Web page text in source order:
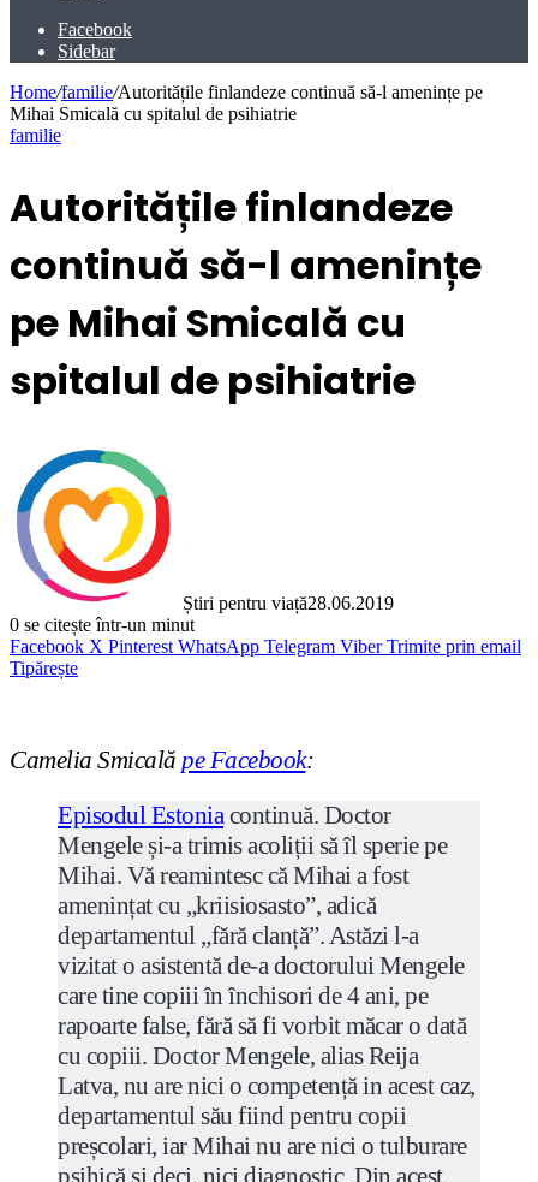
Facebook
Sidebar
Home/familie/Autoritățile finlandeze continuă să-l amenințe pe
Mihai Smicală cu spitalul de psihiatrie
familie
Autoritățile finlandeze
continuă să-l amenințe
pe Mihai Smicală cu
spitalul de psihiatrie
Știri pentru viață28.06.2019
0 se citește într-un minut
Facebook X Pinterest WhatsApp Telegram Viber Trimite prin email
Tipărește
Camelia Smicală pe Facebook:
Episodul Estoniacontinuă. Doctor
Mengele și-a trimis acoliții să îl sperie pe
Mihai. Vă reamintesc că Mihai a fost
amenințat cu „kriisiosasto”, adică
departamentul „fără clanță”. Astăzi l-a
vizitat o asistentă de-a doctorului Mengele
care tine copiii în închisori de 4 ani, pe
rapoarte false, fără să fi vorbit măcar o dată
cu copiii. Doctor Mengele, alias Reija
Latva, nu are nici o competență in acest caz,
departamentul său fiind pentru copii
preșcolari, iar Mihai nu are nici o tulburare
psihică și deci, nici diagnostic. Din acest